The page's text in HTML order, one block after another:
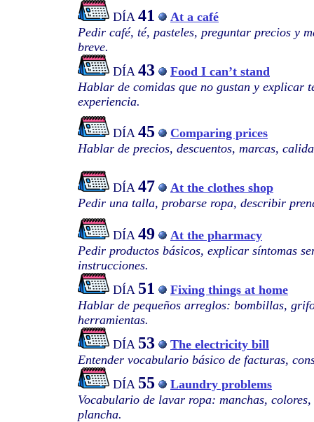
DÍA 41
At a café
Pedir café, té, pasteles, preguntar precios y
breve.
DÍA 43
Food I can’t stand
Hablar de comidas que no gustan y explicar
experiencia.
DÍA 45
Comparing prices
Hablar de precios, descuentos, marcas,
DÍA 47
At the clothes shop
Pedir una talla, probarse ropa, describir
DÍA 49
At the pharmacy
Pedir productos básicos, explicar síntomas
instrucciones.
DÍA 51
Fixing things at home
Hablar de pequeños arreglos: bombillas,
herramientas.
DÍA 53
The electricity bill
Entender vocabulario básico de facturas,
DÍA 55
Laundry problems
Vocabulario de lavar ropa: manchas,
plancha.